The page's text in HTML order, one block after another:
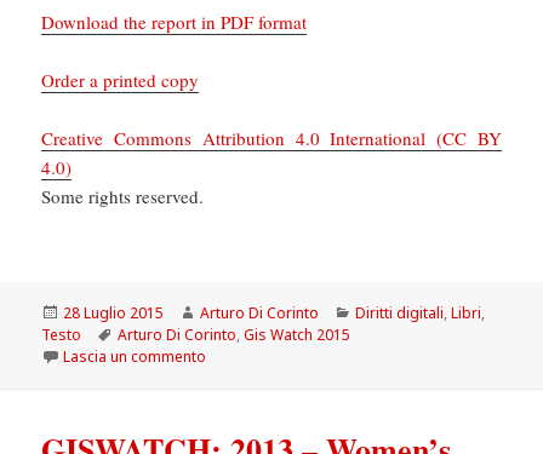
Download the report in PDF format
Order a printed copy
Creative Commons Attribution 4.0 International (CC BY
4.0)
Some rights reserved.
Scritto
il
28 Luglio 2015 Autore
Arturo Di Corinto Categorie
Diritti digitali,Libri,
Testo
Tag
Arturo Di Corinto,Gis Watch 2015
Lascia un commento